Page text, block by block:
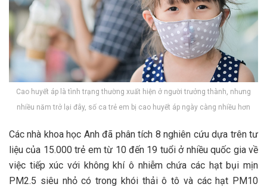
Cao huyết áp là tình trạng thường xuất hiện ở người trưởng thành, nhưng
nhiều năm trở lại đây, số ca trẻ em bị cao huyết áp ngày càng nhiều hơn
Các nhà khoa học Anh đã phân tích 8 nghiên cứu dựa trên tư
liệu của 15.000 trẻ em từ 10 đến 19 tuổi ở nhiều quốc gia về
việc tiếp xúc với không khí ô nhiễm chứa các hạt bụi mịn
PM2.5 siêu nhỏ có trong khói thải ô tô và các hạt PM10